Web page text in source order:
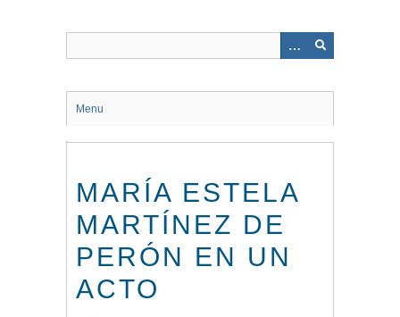
Menu
MARÍA ESTELA
MARTÍNEZ DE
PERÓN EN UN
ACTO